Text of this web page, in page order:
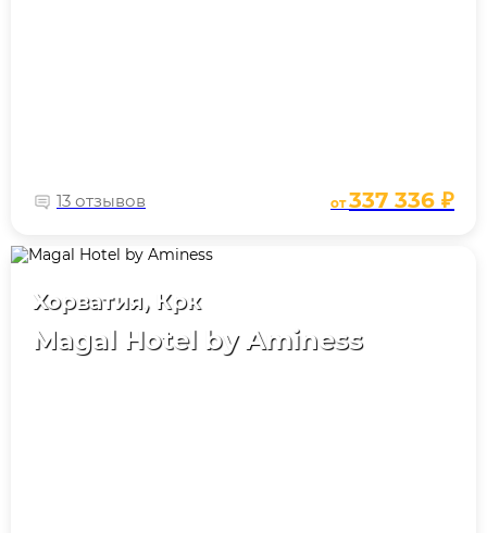
13 отзывов от337 336 ₽
Хорватия, Крк
Magal Hotel by Aminess